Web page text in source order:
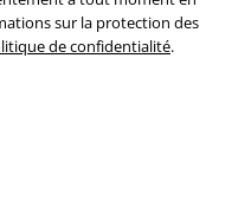
sur la protection des
de confidentialité.